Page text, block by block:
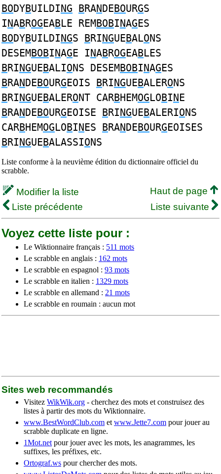
BODYBUILDING BRANDEBOURGS
INABROGEABLE REMBOBINAGES
BODYBUILDINGS BRINGUEBALONS
DESEMBOBINAGE INABROGEABLES
BRINGUEBALIONS DESEMBOBINAGES
BRANDEBOURGEOIS BRINGUEBALERONS
BRINGUEBALERONT CARBHEMOGLOBINE
BRANDEBOURGEOISE BRINGUEBALERIONS
CARBHEMOGLOBINES BRANDEBOURGEOISES
BRINGUEBALASSIONS
Liste conforme à la neuvième édition du dictionnaire officiel du
scrabble.
Modifier la liste
Haut de page
Liste précédente
Liste suivante
Voyez cette liste pour :
Le Wiktionnaire français : 511 mots
Le scrabble en anglais : 162 mots
Le scrabble en espagnol : 93 mots
Le scrabble en italien : 1329 mots
Le scrabble en allemand : 21 mots
Le scrabble en roumain : aucun mot
Sites web recommandés
Visitez WikWik.org - cherchez des mots et construisez des
listes à partir des mots du Wiktionnaire.
www.BestWordClub.com et www.Jette7.com pour jouer au
scrabble duplicate en ligne.
1Mot.net pour jouer avec les mots, les anagrammes, les
suffixes, les préfixes, etc.
Ortograf.ws pour chercher des mots.